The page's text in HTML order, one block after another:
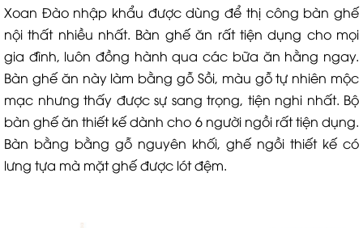
Xoan Đào nhập khẩu được dùng để thị công bàn ghế
nội thất nhiều nhất. Bàn ghế ăn rất tiện dụng cho mọi
gia đình, luôn đồng hành qua các bữa ăn hằng ngay.
Bàn ghế ăn này làm bằng gỗ Sồi, màu gỗ tự nhiên mộc
mạc nhưng thấy được sự sang trọng, tiện nghi nhất. Bộ
bàn ghế ăn thiết kế dành cho 6 người ngồi rất tiện dụng.
Bàn bằng bằng gỗ nguyên khối, ghế ngồi thiết kế có
lưng tựa mà mặt ghế được lót đệm.